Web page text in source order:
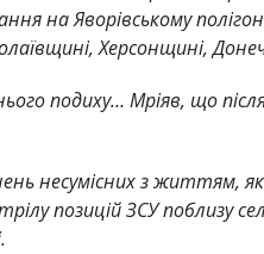
на Яворівському
Херсонщині,
подиху… Мріяв, що
несумісних з життям,
позицій ЗСУ поблизу